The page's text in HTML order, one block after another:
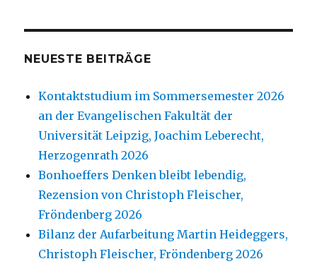
NEUESTE BEITRÄGE
Kontaktstudium im Sommersemester 2026
an der Evangelischen Fakultät der
Universität Leipzig, Joachim Leberecht,
Herzogenrath 2026
Bonhoeffers Denken bleibt lebendig,
Rezension von Christoph Fleischer,
Fröndenberg 2026
Bilanz der Aufarbeitung Martin Heideggers,
Christoph Fleischer, Fröndenberg 2026